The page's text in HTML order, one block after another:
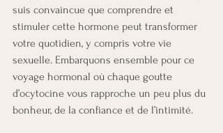
suis convaincue que comprendre et
stimuler cette hormone peut transformer
votre quotidien, y compris votre vie
sexuelle. Embarquons ensemble pour ce
voyage hormonal où chaque goutte
d’ocytocine vous rapproche un peu plus du
bonheur, de la confiance et de l’intimité.